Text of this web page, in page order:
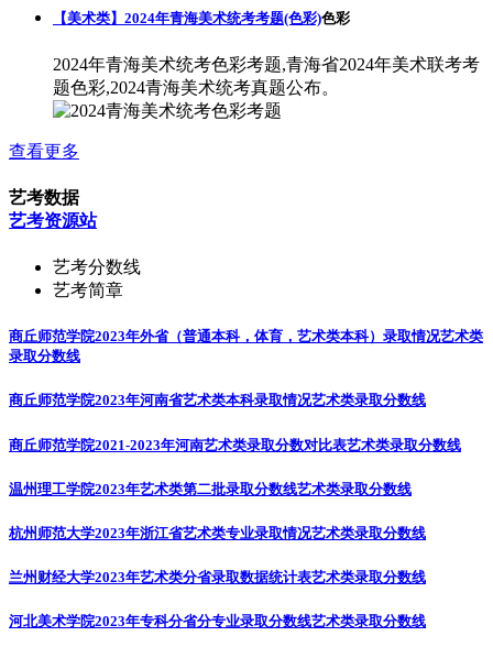
【美术类】2024年青海美术统考考题(色彩)色彩
2024年青海美术统考色彩考题,青海省2024年美术联考考
题色彩,2024青海美术统考真题公布。
查看更多
艺考数据
艺考资源站
艺考分数线
艺考简章
商丘师范学院2023年外省（普通本科，体育，艺术类本科）录取情况艺术类
录取分数线
商丘师范学院2023年河南省艺术类本科录取情况艺术类录取分数线
商丘师范学院2021-2023年河南艺术类录取分数对比表艺术类录取分数线
温州理工学院2023年艺术类第二批录取分数线艺术类录取分数线
杭州师范大学2023年浙江省艺术类专业录取情况艺术类录取分数线
兰州财经大学2023年艺术类分省录取数据统计表艺术类录取分数线
河北美术学院2023年专科分省分专业录取分数线艺术类录取分数线